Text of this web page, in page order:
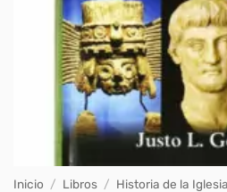
Inicio / Libros / Historia de la Iglesia